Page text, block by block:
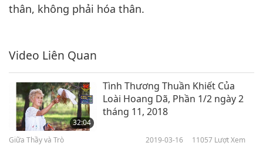
Giữa Thầy và Trò
29:33
Giữa Thầy và Trò 2021-07-16 9679 Lượt Xem
thân, không phải hóa thân.
Video Liên Quan
32:04
Tình Thương Thuần Khiết Của
Loài Hoang Dã, Phần 1/2 ngày 2
tháng 11, 2018
Giữa Thầy và Trò 2019-03-16 11057 Lượt Xem